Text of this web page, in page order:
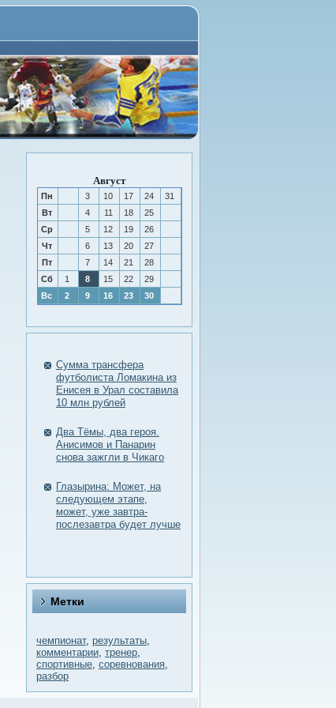
Август
Пн 3 10 17 24
31
Вт
4 11 18
25
Ср
5 12 19
26
Чт
6 13 20
27
Пт
7 14 21
28
Сб
1 8 15 22
29
Вс
2 9 16 23 30
Сумма трансфера
футболиста Ломакина из
Енисея в Урал составила
10 млн рублей
Два Тёмы, два героя.
Анисимов и Панарин
снова зажгли в Чикаго
Глазырина: Может, на
следующем этапе,
может, уже завтра-
послезавтра будет лучше
Метки
чемпионат, результаты,
комментарии, тренер,
спортивные, соревнования,
разбор